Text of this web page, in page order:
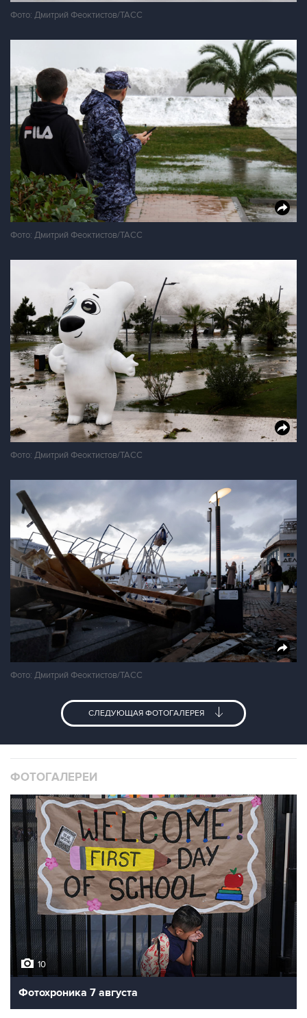
Фото: Дмитрий Феоктистов/ТАСС
Фото: Дмитрий Феоктистов/ТАСС
Фото: Дмитрий Феоктистов/ТАСС
Фото: Дмитрий Феоктистов/ТАСС
СЛЕДУЮЩАЯ ФОТОГАЛЕРЕЯ
ФОТОГАЛЕРЕИ
10
Фотохроника 7 августа